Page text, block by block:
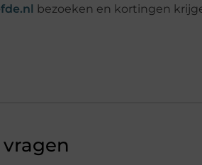
bezoeken en kortingen